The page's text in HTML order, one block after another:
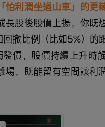
利潤坐過山車」的更
長股後股價上揚，你既
撤比例（比如5%）的
價，股價持續上升時
，既能留有空間讓利